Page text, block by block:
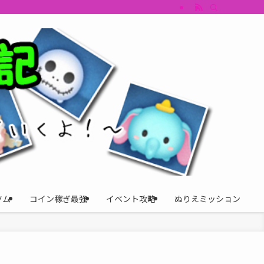
ム・キャラ評価も丁寧に解説。ツムツムイベント、ツムツム攻略、ツムツ
ム コイン稼ぎ最強 イベント攻略 ぬりえミッション